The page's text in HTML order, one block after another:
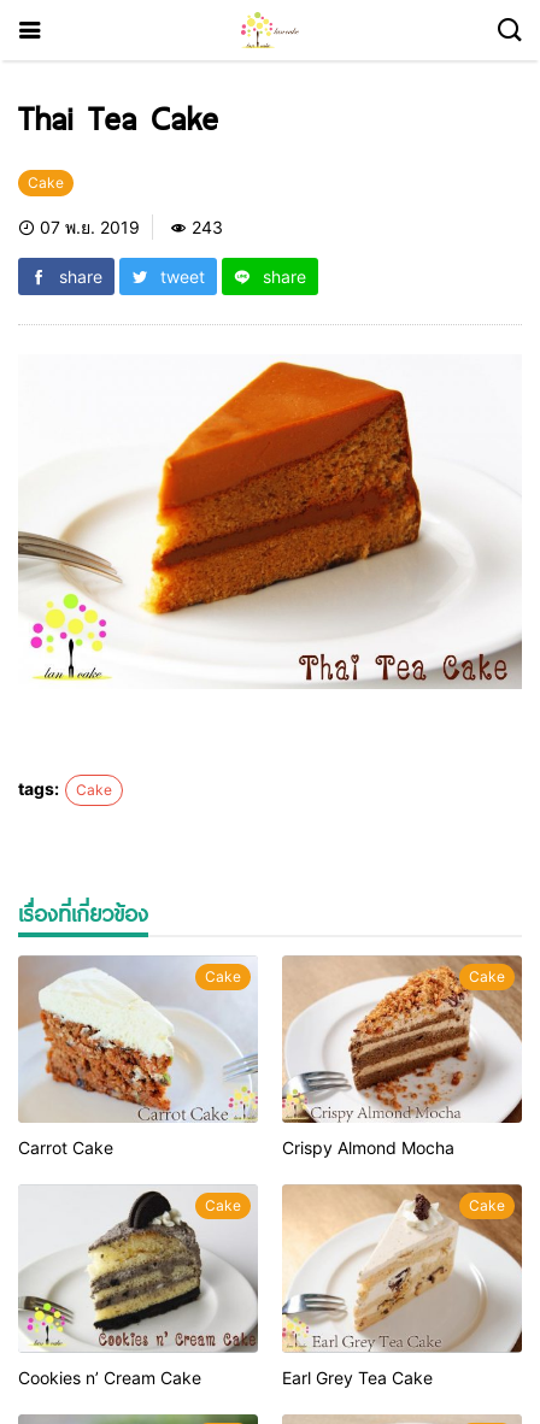
Thai Tea Cake
Cake
07 พ.ย. 2019 243
share tweet share
tags: Cake
เรื่องที่เกี่ยวข้อง
Cake
Carrot Cake
Cake
Crispy Almond Mocha
Cake
Cookies n’ Cream Cake
Cake
Earl Grey Tea Cake